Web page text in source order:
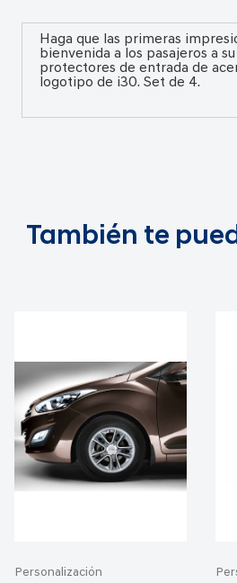
Haga que las primeras
bienvenida a los pasajeros a
protectores de entrada de
logotipo de i30. Set de 4.
También te
Personalización